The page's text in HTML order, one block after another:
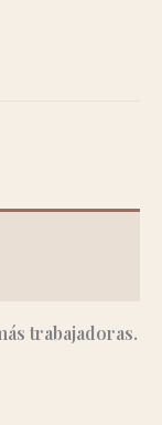
trabajadoras.